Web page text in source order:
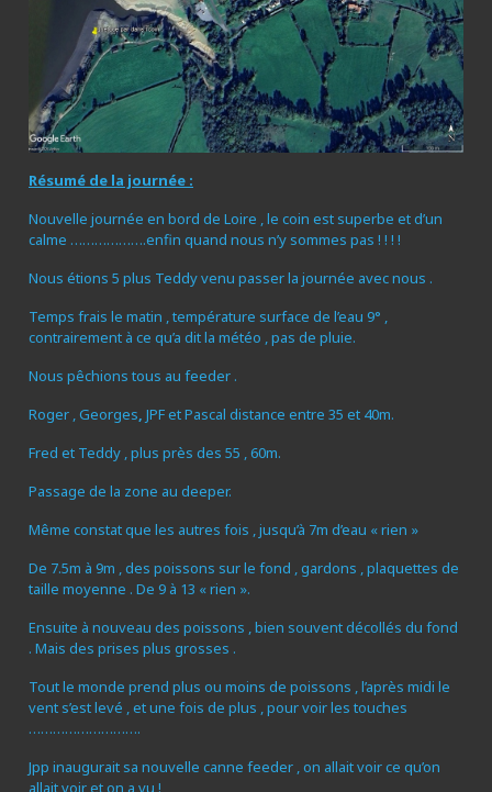
Résumé de la journée :
Nouvelle journée en bord de Loire , le coin est superbe et d’un
calme ……………….enfin quand nous n’y sommes pas ! ! ! !
Nous étions 5 plus Teddy venu passer la journée avec nous .
Temps frais le matin , température surface de l’eau 9° ,
contrairement à ce qu’a dit la météo , pas de pluie.
Nous pêchions tous au feeder .
Roger , Georges, JPF et Pascal distance entre 35 et 40m.
Fred et Teddy , plus près des 55 , 60m.
Passage de la zone au deeper.
Même constat que les autres fois , jusqu’à 7m d’eau « rien »
De 7.5m à 9m , des poissons sur le fond , gardons , plaquettes de
taille moyenne . De 9 à 13 « rien ».
Ensuite à nouveau des poissons , bien souvent décollés du fond
. Mais des prises plus grosses .
Tout le monde prend plus ou moins de poissons , l’après midi le
vent s’est levé , et une fois de plus , pour voir les touches
……………………….
Jpp inaugurait sa nouvelle canne feeder , on allait voir ce qu’on